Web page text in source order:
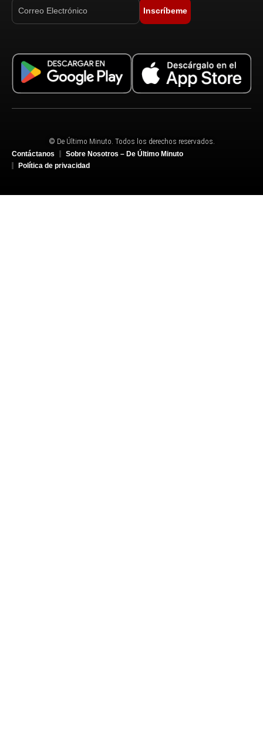
Inscríbeme
© De Último Minuto. Todos los derechos reservados.
Contáctanos
Sobre Nosotros – De Último Minuto
Política de privacidad